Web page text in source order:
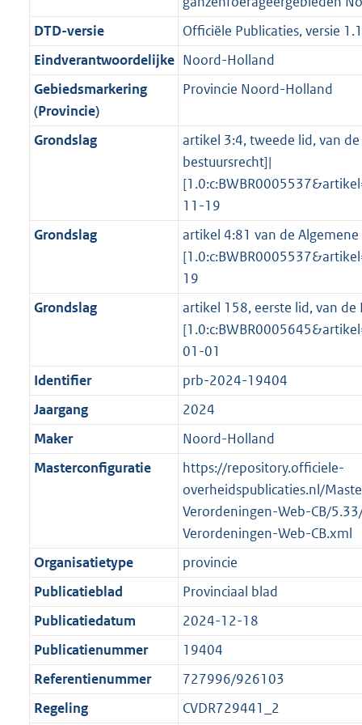
o
m
a
a
t
f
o
r
m
a
a
n
o
r
m
a
b
i
n
f
o
r
m
K
o
o
t
t
:
3
K
b
r
o
o
t
e
:
3
K
b
DTD-versie
Officiële Publicaties, versie 1.1
Eindverantwoordelijke Noord-Holland
Gebiedsmarkering
(Provincie)
Provincie Noord-Holland
Grondslag
artikel 3:4, tweede lid, van
bestuursrecht]|
11-19
Grondslag
artikel 4:81 van de
19
Grondslag
artikel 158, eerste lid, van de
01-01
Identifier
prb-2024-19404
Jaargang
2024
Maker
Noord-Holland
Masterconfiguratie
https://repository.officiele-
overheidspublicaties.nl/
Verordeningen-Web-CB/
Verordeningen-Web-CB.xml
Organisatietype
provincie
Publicatieblad
Provinciaal blad
Publicatiedatum
2024-12-18
Publicatienummer
19404
Referentienummer
727996/926103
Regeling
CVDR729441_2